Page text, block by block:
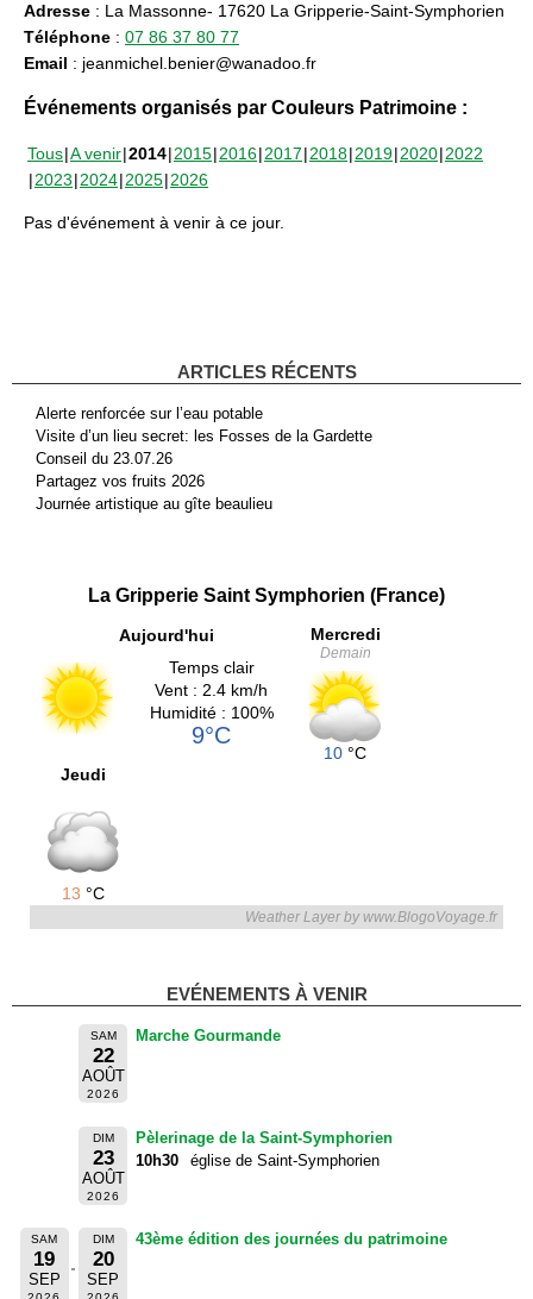
Adresse : La Massonne- 17620 La Gripperie-Saint-Symphorien
Téléphone : 07 86 37 80 77
Email : jeanmichel.benier@wanadoo.fr
Événements organisés par Couleurs Patrimoine :
Tous A venir 2014 2015 2016 2017 2018 2019 2020 2022
2023 2024 2025 2026
Pas d'événement à venir à ce jour.
ARTICLES RÉCENTS
Alerte renforcée sur l’eau potable
Visite d’un lieu secret: les Fosses de la Gardette
Conseil du 23.07.26
Partagez vos fruits 2026
Journée artistique au gîte beaulieu
La Gripperie Saint Symphorien (France)
Aujourd'hui
Temps clair
Vent : 2.4 km/h
Humidité : 100%
9°C
Mercredi
Demain
10 °C
Jeudi
13 °C
Weather Layer by www.BlogoVoyage.fr
EVÉNEMENTS À VENIR
SAM
22
AOÛT
2026
Marche Gourmande
DIM
23
AOÛT
2026
Pèlerinage de la Saint-Symphorien
10h30
église de Saint-Symphorien
SAM
19
SEP
DIM
20
SEP
43ème édition des journées du patrimoine